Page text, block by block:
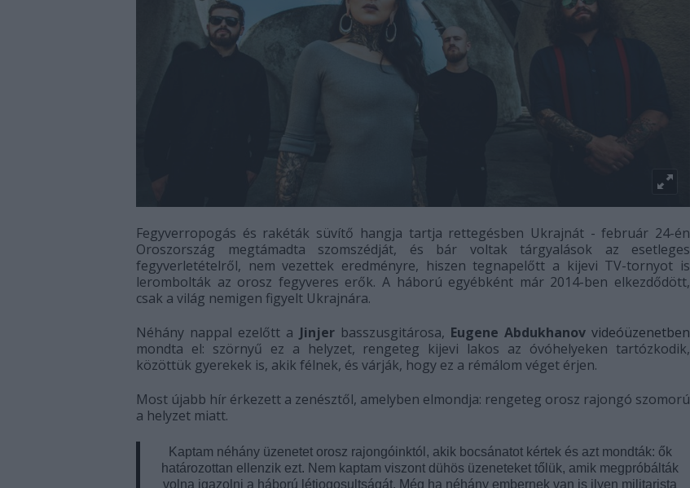
Fegyverropogás és rakéták süvítő hangja tartja rettegésben Ukrajnát - február 24-én
Oroszország megtámadta szomszédját, és bár voltak tárgyalások az esetleges
fegyverletételről, nem vezettek eredményre, hiszen tegnapelőtt a kijevi TV-tornyot is
lerombolták az orosz fegyveres erők. A háború egyébként már 2014-ben elkezdődött,
csak a világ nemigen figyelt Ukrajnára.
Néhány nappal ezelőtt a Jinjerbasszusgitárosa, Eugene Abdukhanov videóüzenetben
mondta el: szörnyű ez a helyzet, rengeteg kijevi lakos az óvóhelyeken tartózkodik,
közöttük gyerekek is, akik félnek, és várják, hogy ez a rémálom véget érjen.
Most újabb hír érkezett a zenésztől, amelyben elmondja: rengeteg orosz rajongó szomorú
a helyzet miatt.
Kaptam néhány üzenetet orosz rajongóinktól, akik bocsánatot kértek és azt mondták: ők
határozottan ellenzik ezt. Nem kaptam viszont dühös üzeneteket tőlük, amik megpróbálták
volna igazolni a háború létjogosultságát. Még ha néhány embernek van is ilyen militarista